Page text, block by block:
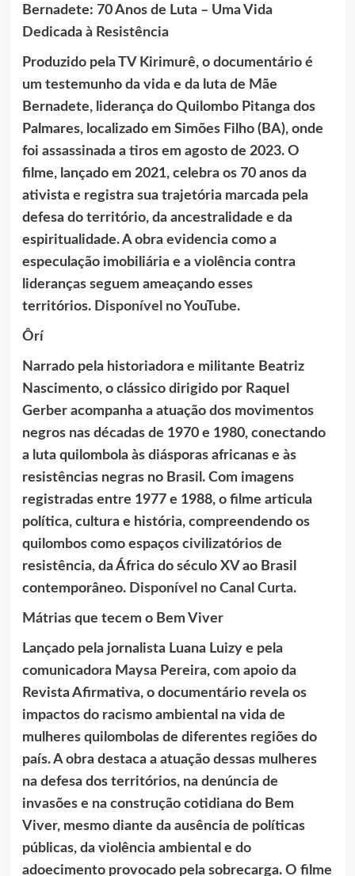
Bernadete: 70 Anos de Luta – Uma Vida
Dedicada à Resistência
Produzido pela TV Kirimurê, o documentário é
um testemunho da vida e da luta de Mãe
Bernadete, liderança do Quilombo Pitanga dos
Palmares, localizado em Simões Filho (BA), onde
foi assassinada a tiros em agosto de 2023. O
filme, lançado em 2021, celebra os 70 anos da
ativista e registra sua trajetória marcada pela
defesa do território, da ancestralidade e da
espiritualidade. A obra evidencia como a
especulação imobiliária e a violência contra
lideranças seguem ameaçando esses
territórios. Disponível no YouTube.
Ôrí
Narrado pela historiadora e militante Beatriz
Nascimento, o clássico dirigido por Raquel
Gerber acompanha a atuação dos movimentos
negros nas décadas de 1970 e 1980, conectando
a luta quilombola às diásporas africanas e às
resistências negras no Brasil. Com imagens
registradas entre 1977 e 1988, o filme articula
política, cultura e história, compreendendo os
quilombos como espaços civilizatórios de
resistência, da África do século XV ao Brasil
contemporâneo. Disponível no Canal Curta.
Mátrias que tecem o Bem Viver
Lançado pela jornalista Luana Luizy e pela
comunicadora Maysa Pereira, com apoio da
Revista Afirmativa, o documentário revela os
impactos do racismo ambiental na vida de
mulheres quilombolas de diferentes regiões do
país. A obra destaca a atuação dessas mulheres
na defesa dos territórios, na denúncia de
invasões e na construção cotidiana do Bem
Viver, mesmo diante da ausência de políticas
públicas, da violência ambiental e do
adoecimento provocado pela sobrecarga. O filme